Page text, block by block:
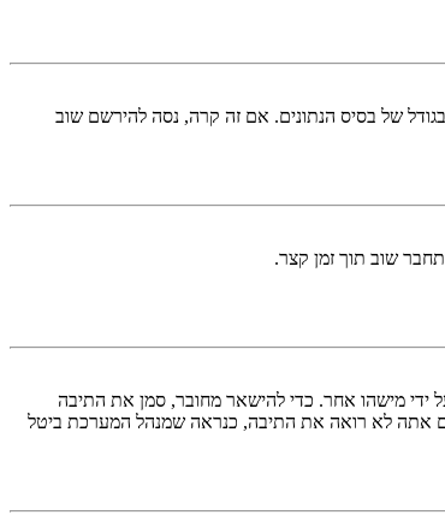
של בסיס הנתונים. אם זה קרה, נסה להירשם שוב
שוב תוך זמן קצר.
מישהו אחר. כדי להישאר מחובר, סמן את התיבה
אתה לא רואה את התיבה, כנראה שמנהל המערכת ביטל